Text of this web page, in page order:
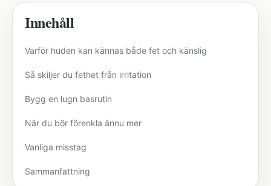
Innehåll
Varför huden kan kännas både fet och känslig
Så skiljer du fethet från irritation
Bygg en lugn basrutin
När du bör förenkla ännu mer
Vanliga misstag
Sammanfattning